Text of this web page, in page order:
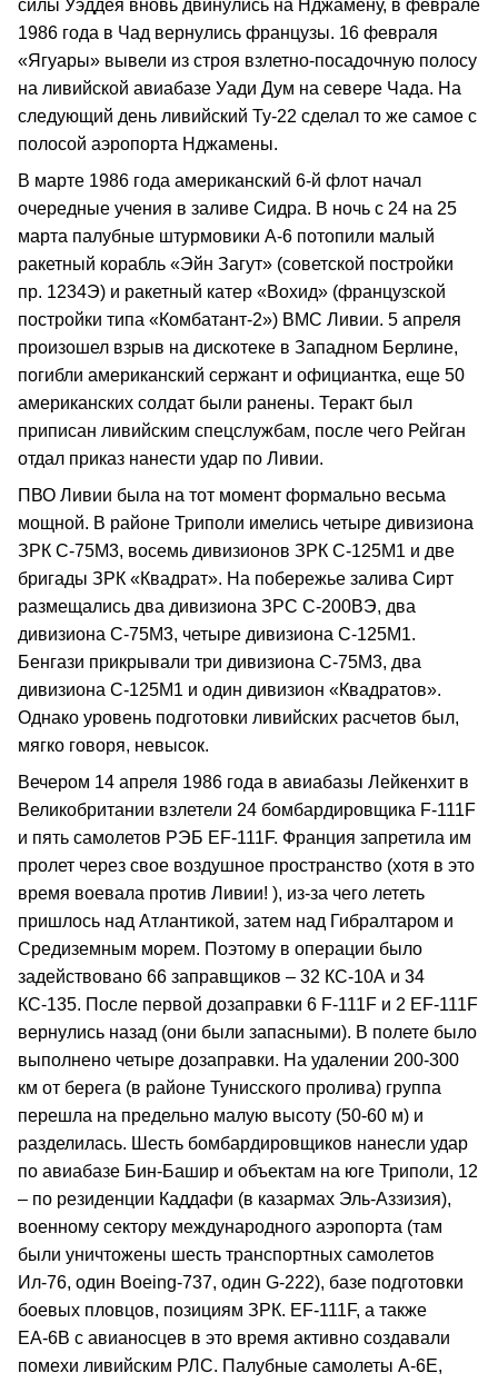
силы Уэддея вновь двинулись на Нджамену, в феврале
1986 года в Чад вернулись французы. 16 февраля
«Ягуары» вывели из строя взлетно‑посадочную полосу
на ливийской авиабазе Уади Дум на севере Чада. На
следующий день ливийский Ту‑22 сделал то же самое с
полосой аэропорта Нджамены.
В марте 1986 года американский 6‑й флот начал
очередные учения в заливе Сидра. В ночь с 24 на 25
марта палубные штурмовики А‑6 потопили малый
ракетный корабль «Эйн Загут» (советской постройки
пр. 1234Э) и ракетный катер «Вохид» (французской
постройки типа «Комбатант‑2») ВМС Ливии. 5 апреля
произошел взрыв на дискотеке в Западном Берлине,
погибли американский сержант и официантка, еще 50
американских солдат были ранены. Теракт был
приписан ливийским спецслужбам, после чего Рейган
отдал приказ нанести удар по Ливии.
ПВО Ливии была на тот момент формально весьма
мощной. В районе Триполи имелись четыре дивизиона
ЗРК С‑75М3, восемь дивизионов ЗРК С‑125М1 и две
бригады ЗРК «Квадрат». На побережье залива Сирт
размещались два дивизиона ЗРС С‑200ВЭ, два
дивизиона С‑75М3, четыре дивизиона С‑125М1.
Бенгази прикрывали три дивизиона С‑75М3, два
дивизиона С‑125М1 и один дивизион «Квадратов».
Однако уровень подготовки ливийских расчетов был,
мягко говоря, невысок.
Вечером 14 апреля 1986 года в авиабазы Лейкенхит в
Великобритании взлетели 24 бомбардировщика F‑111F
и пять самолетов РЭБ ЕF‑111F. Франция запретила им
пролет через свое воздушное пространство (хотя в это
время воевала против Ливии! ), из‑за чего лететь
пришлось над Атлантикой, затем над Гибралтаром и
Средиземным морем. Поэтому в операции было
задействовано 66 заправщиков – 32 КС‑10А и 34
КС‑135. После первой дозаправки 6 F‑111F и 2 ЕF‑111F
вернулись назад (они были запасными). В полете было
выполнено четыре дозаправки. На удалении 200‑300
км от берега (в районе Тунисского пролива) группа
перешла на предельно малую высоту (50‑60 м) и
разделилась. Шесть бомбардировщиков нанесли удар
по авиабазе Бин‑Башир и объектам на юге Триполи, 12
– по резиденции Каддафи (в казармах Эль‑Аззизия),
военному сектору международного аэропорта (там
были уничтожены шесть транспортных самолетов
Ил‑76, один Boeing‑737, один G‑222), базе подготовки
боевых пловцов, позициям ЗРК. ЕF‑111F, а также
ЕА‑6В с авианосцев в это время активно создавали
помехи ливийским РЛС. Палубные самолеты А‑6Е,